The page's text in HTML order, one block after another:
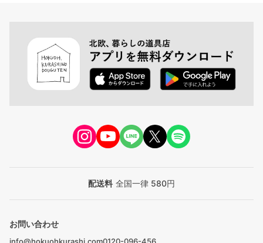
配送料 全国一律 580円
お問い合わせ
info@hokuohkurashi.com0120-096-456